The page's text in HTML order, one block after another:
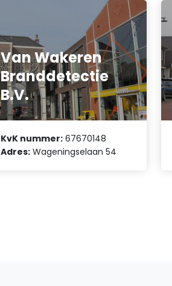
Van Wakeren
Branddetectie
B.V.
KvK nummer: 67670148
Adres: Wageningselaan 54